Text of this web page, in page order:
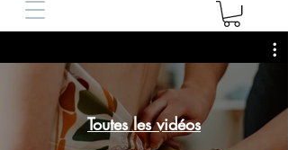
Toutes les vidéos